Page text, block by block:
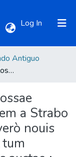
Log In (current)
Antiguo
Bibliorum sacrorum et glossae ordinariae / primum quidem a Strabo Fuldensi collecta ; nunc verò nouis Patrum, cum Graecorum, tum Latinorum explicationibus auctae ; Postillae Nicolai Lyrani ; Additionum Pauli Burgensis ; ac Matthiae Thoryngi replicis, locuples et copiosus index.
a Strabo
nouis